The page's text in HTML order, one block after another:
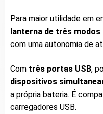
Para maior utilidade em
lanterna de três modos
com uma autonomia de
Com três portas USB,
dispositivos
a própria bateria. É
carregadores USB.